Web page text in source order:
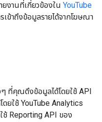
ยงานที่เกี่ยวข้องใน YouTube
เข้าถึงข้อมูลรายได้จากโฆษณา
ๆ ที่คุณดึงข้อมูลได้โดยใช้ API
ยใช้ YouTube Analytics
ช้ Reporting API ของ